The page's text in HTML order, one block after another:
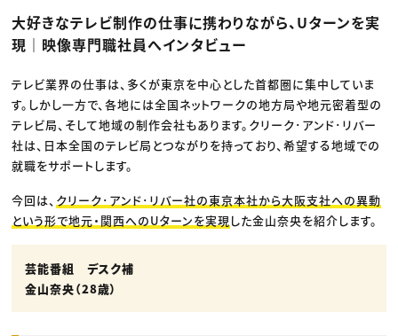
編集・ライティング
マーケティング
ディレクション
業界解説・キャリア事情
Webクリエイター
アプリクリエイター
ゲームクリエイター
映像クリエイター
クリエイターインタビュー
C＆R Magazine
セミナー
ニュース・トレンド トップ
Web
映像
ゲーム・エンタメ
広告
出版
CREATIVE VILLAGEからのお知らせ
プロフェッショナル×つながる×メディア
大好きなテレビ制作の仕事に携わりながら、Uターンを実
現｜映像専門職社員へインタビュー
テレビ業界の仕事は、多くが東京を中心とした首都圏に集中していま
す。しかし一方で、各地には全国ネットワークの地方局や地元密着型の
テレビ局、そして地域の制作会社もあります。クリーク･アンド･リバー
社は、日本全国のテレビ局とつながりを持っており、希望する地域での
就職をサポートします。
今回は、 クリーク･アンド･リバー社の東京本社から大阪支社への異動
という形で地元・関西へのUターンを実現 した金山奈央を紹介します。
芸能番組 デスク補
金山奈央（28歳）